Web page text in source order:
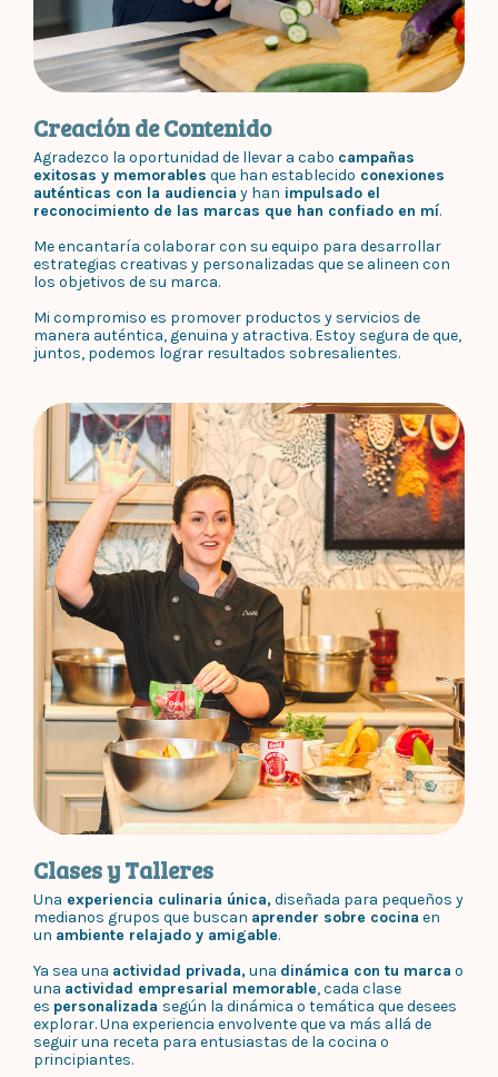
Creación de Contenido
Agradezco la oportunidad de llevar a cabo campañas
exitosas y memorables que han establecido conexiones
auténticas con la audiencia y han impulsado el
reconocimiento de las marcas que han confiado en mí.
Me encantaría colaborar con su equipo para desarrollar
estrategias creativas y personalizadas que se alineen con
los objetivos de su marca.
Mi compromiso es promover productos y servicios de
manera auténtica, genuina y atractiva. Estoy segura de que,
juntos, podemos lograr resultados sobresalientes.
Clases y Talleres
Una experiencia culinaria única,diseñada para pequeños y
medianos grupos que buscan aprender sobre cocina en
un ambiente relajado y amigable.
Ya sea una actividad privada,una dinámica con tu marca o
una actividad empresarial memorable, cada clase
es personalizada según la dinámica o temática que desees
explorar. Una experiencia envolvente que va más allá de
seguir una receta para entusiastas de la cocina o
principiantes.